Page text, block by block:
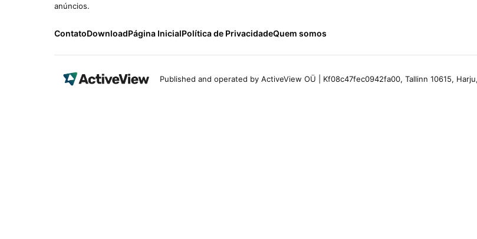
anúncios.
ContatoDownloadPágina InicialPolítica de PrivacidadeQuem somos
Published and operated by ActiveView OÜ | Kf08c47fec0942fa00, Tallinn 10615,